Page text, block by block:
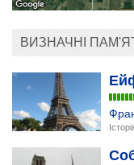
ВИЗНАЧНІ